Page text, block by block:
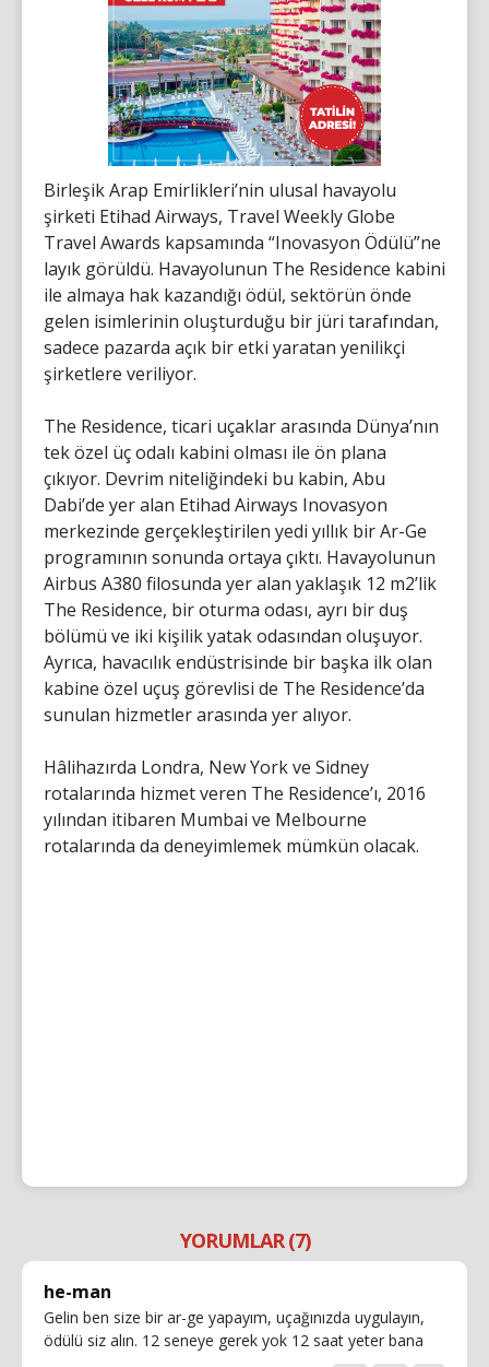
Birleşik Arap Emirlikleri’nin ulusal havayolu
şirketi Etihad Airways, Travel Weekly Globe
Travel Awards kapsamında “Inovasyon Ödülü”ne
layık görüldü. Havayolunun The Residence kabini
ile almaya hak kazandığı ödül, sektörün önde
gelen isimlerinin oluşturduğu bir jüri tarafından,
sadece pazarda açık bir etki yaratan yenilikçi
şirketlere veriliyor.
The Residence, ticari uçaklar arasında Dünya’nın
tek özel üç odalı kabini olması ile ön plana
çıkıyor. Devrim niteliğindeki bu kabin, Abu
Dabi’de yer alan Etihad Airways Inovasyon
merkezinde gerçekleştirilen yedi yıllık bir Ar-Ge
programının sonunda ortaya çıktı. Havayolunun
Airbus A380 filosunda yer alan yaklaşık 12 m2’lik
The Residence, bir oturma odası, ayrı bir duş
bölümü ve iki kişilik yatak odasından oluşuyor.
Ayrıca, havacılık endüstrisinde bir başka ilk olan
kabine özel uçuş görevlisi de The Residence’da
sunulan hizmetler arasında yer alıyor.
Hâlihazırda Londra, New York ve Sidney
rotalarında hizmet veren The Residence’ı, 2016
yılından itibaren Mumbai ve Melbourne
rotalarında da deneyimlemek mümkün olacak.
YORUMLAR (7)
he-man
Gelin ben size bir ar-ge yapayım, uçağınızda uygulayın,
ödülü siz alın. 12 seneye gerek yok 12 saat yeter bana